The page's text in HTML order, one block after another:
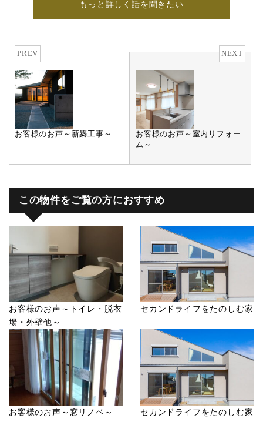
もっと詳しく話を聞きたい
PREV
お客様のお声～新築工事～
NEXT
お客様のお声～室内リフォー
ム～
この物件をご覧の方におすすめ
お客様のお声～トイレ・脱衣
場・外壁他～
セカンドライフをたのしむ家
お客様のお声～窓リノベ～
セカンドライフをたのしむ家